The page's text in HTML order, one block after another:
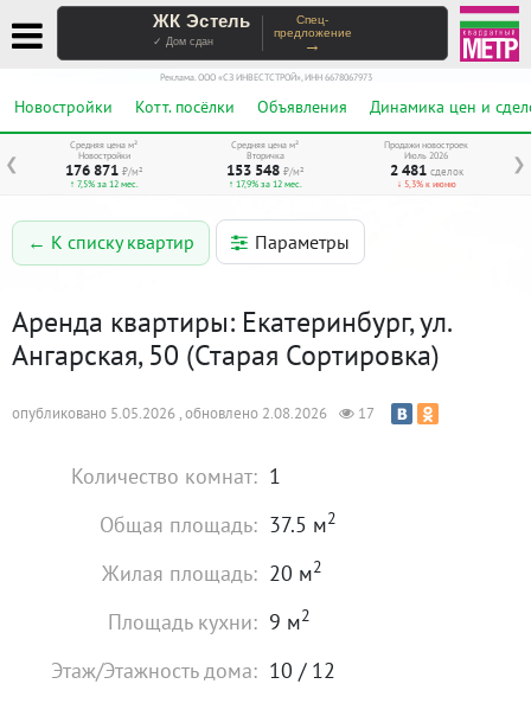
ЖК Эстель
✓ Дом сдан
Спец-
предложение
→
Реклама. ООО «СЗ ИНВЕСТСТРОЙ», ИНН 6678067973
Новостройки Котт. посёлки Объявления Динамика цен и
❮ ❯
Средняя цена м²
Новостройки
176 871 ₽/м²
↑ 7,5% за 12 мес.
Средняя цена м²
Вторичка
153 548 ₽/м²
↑ 17,9% за 12 мес.
Продажи новостроек
Июль 2026
2 481 сделок
↓ 5,3% к июню
← К списку квартир Параметры
Аренда квартиры: Екатеринбург, ул.
Ангарская, 50 (Старая Сортировка)
опубликовано 5.05.2026 , обновлено 2.08.2026 17
Количество комнат: 1
Общая площадь: 37.5 м2
Жилая площадь: 20 м2
Площадь кухни: 9 м2
Этаж/Этажность дома: 10 / 12